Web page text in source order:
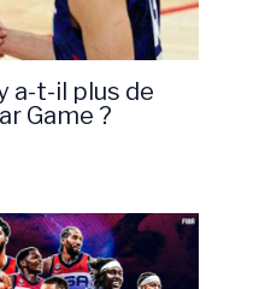
a-t-il plus de
Game ?